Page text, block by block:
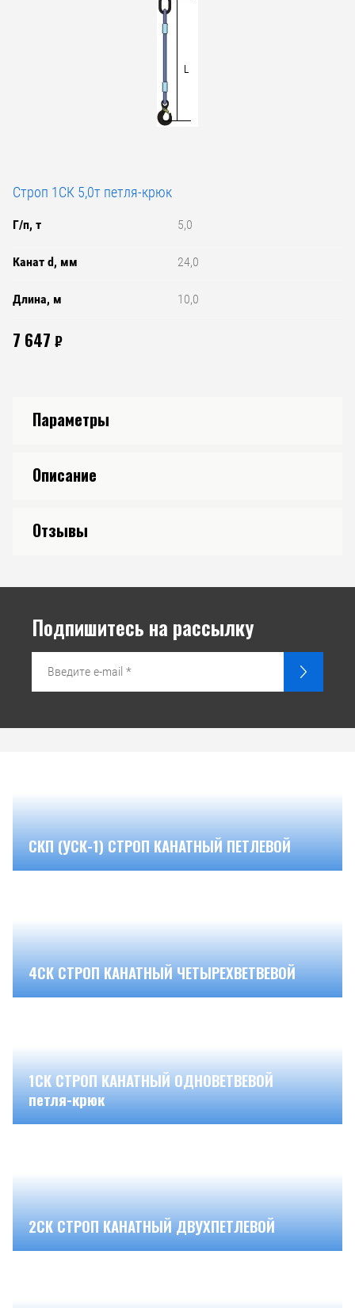
СКП (УСК-1) СТРОП КАНАТНЫЙ ПЕТЛЕВОЙ
4СК СТРОП КАНАТНЫЙ ЧЕТЫРЕХВЕТВЕВОЙ
1СК СТРОП КАНАТНЫЙ ОДНОВЕТВЕВОЙ
петля-крюк
2СК СТРОП КАНАТНЫЙ ДВУХПЕТЛЕВОЙ
Строп 1СК 5,0т петля-крюк
Г/п, т 5,0
Канат d, мм 24,0
Длина, м 10,0
7 647 ₽
Параметры
Описание
Отзывы
Подпишитесь на рассылку